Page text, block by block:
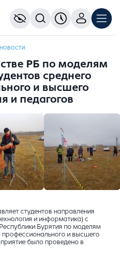
РБ по моделям
среднего
и высшего
и педагогов
студентов направления
и информатика) с
Бурятия по моделям
профессионального и высшего
было проведено в